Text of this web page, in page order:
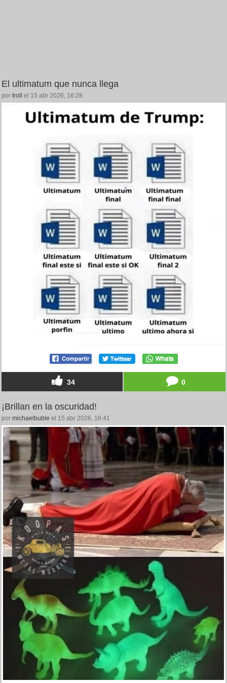
El ultimatum que nunca llega
por troll el 15 abr 2026, 16:28
34 0
¡Brillan en la oscuridad!
por michaelbuble el 15 abr 2026, 16:41